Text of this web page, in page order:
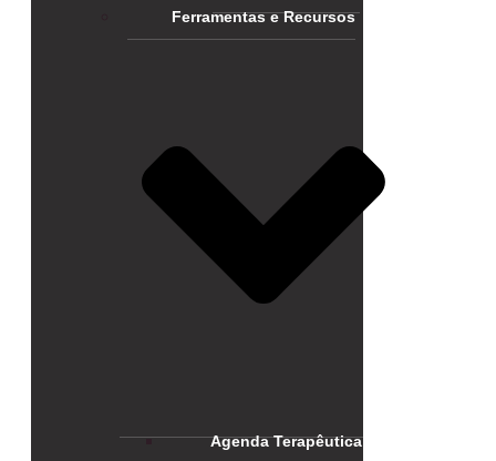
Ferramentas e Recursos
Agenda Terapêutica